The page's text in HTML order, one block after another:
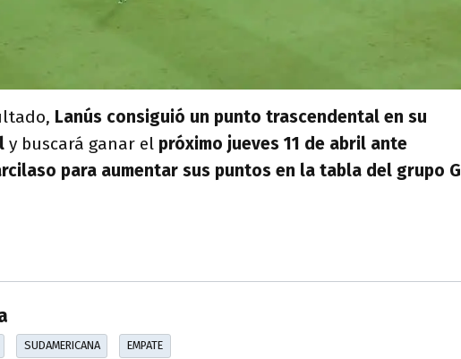
Lanús consiguió un punto trascendental en su
y buscará ganar el próximo jueves 11 de abril ante
para aumentar sus puntos en la tabla del grupo G
SUDAMERICANA EMPATE